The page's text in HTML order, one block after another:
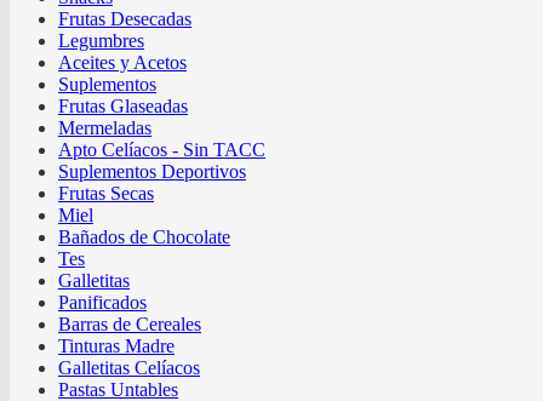
Frutas Desecadas
Legumbres
Aceites y Acetos
Suplementos
Frutas Glaseadas
Mermeladas
Apto Celíacos - Sin TACC
Suplementos Deportivos
Frutas Secas
Miel
Bañados de Chocolate
Tes
Galletitas
Panificados
Barras de Cereales
Tinturas Madre
Galletitas Celíacos
Pastas Untables